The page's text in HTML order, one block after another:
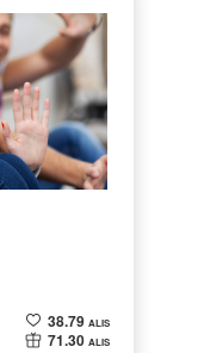
38.79 ALIS
71.30 ALIS